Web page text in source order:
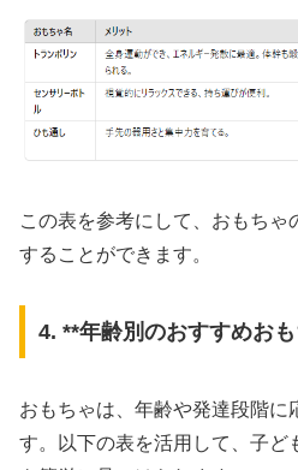
この表を参考にして、おもちゃ
することができます。
4. **年齢別のおすすめお
おもちゃは、年齢や発達段階に
す。以下の表を活用して、子ど